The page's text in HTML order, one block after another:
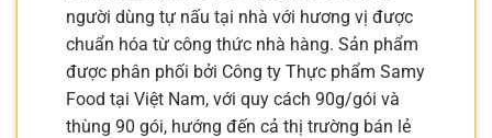
người dùng tự nấu tại nhà với hương vị được
chuẩn hóa từ công thức nhà hàng. Sản phẩm
được phân phối bởi Công ty Thực phẩm Samy
Food tại Việt Nam, với quy cách 90g/gói và
thùng 90 gói, hướng đến cả thị trường bán lẻ